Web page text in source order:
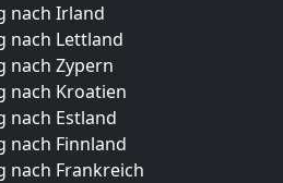
nach Irland
nach Lettland
nach Zypern
nach Kroatien
nach Estland
nach Finnland
nach Frankreich